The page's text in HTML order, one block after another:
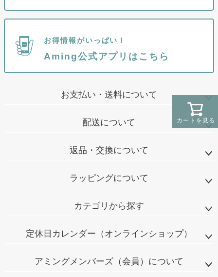
カートを見る
お得情報がいっぱい！
Aming公式アプリはこちら
お支払い・送料について
配送について
返品・交換について
ラッピングについて
カテゴリから探す
定休日カレンダー（オンラインショップ）
アミングメンバーズ（会員）について